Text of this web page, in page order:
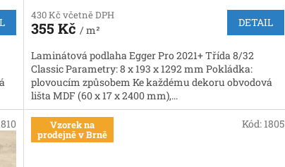
430 Kč včetně DPH
355 Kč / m²
DETAIL
Laminátová podlaha Egger Pro 2021+ Třída 8/32
Classic Parametry: 8 x 193 x 1292 mm Pokládka:
plovoucím způsobem Ke každému dekoru obvodová
lišta MDF (60 x 17 x 2400 mm),...
Vzorek na
prodejně v Brně
Kód: 1805